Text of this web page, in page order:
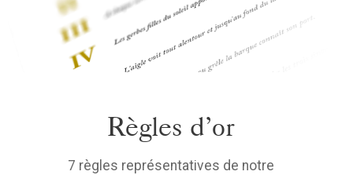
Règles d’or
7 règles représentatives de notre